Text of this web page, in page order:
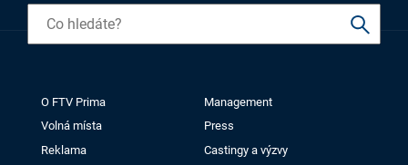
O FTV Prima
Management
Volná místa
Press
Reklama
Castingy a výzvy